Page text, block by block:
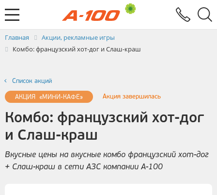
Услуги
Электронный документооборот
Заявка на выставление ЭСЧФ
Главная
Акции, рекламные игры
Комбо: французский хот-дог и Слаш-краш
Список акций
АКЦИЯ «МИНИ-КАФЕ» Акция завершилась
Комбо: французский хот-дог
и Слаш-краш
Вкусные цены на вкусные комбо французский хот-дог
+ Слаш-краш в сети АЗС компании А-100